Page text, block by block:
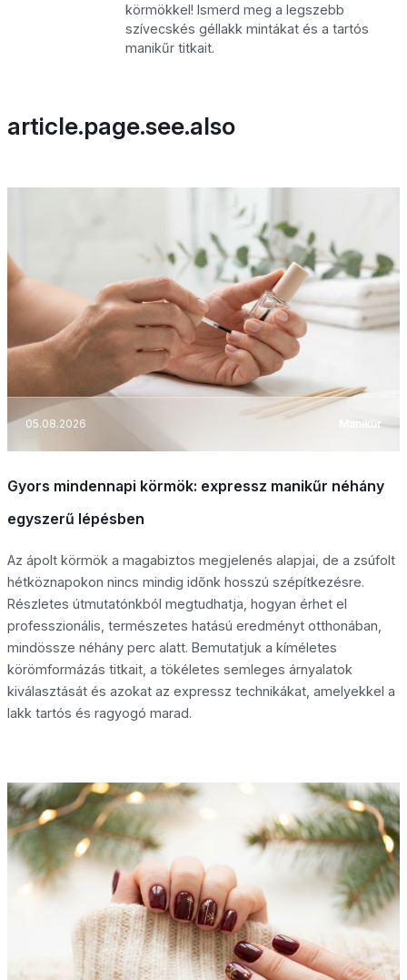
körmökkel! Ismerd meg a legszebb
szívecskés géllakk mintákat és a tartós
manikűr titkait.
article.page.see.also
05.08.2026 Manikűr
Gyors mindennapi körmök: expressz manikűr néhány
egyszerű lépésben
Az ápolt körmök a magabiztos megjelenés alapjai, de a zsúfolt
hétköznapokon nincs mindig időnk hosszú szépítkezésre.
Részletes útmutatónkból megtudhatja, hogyan érhet el
professzionális, természetes hatású eredményt otthonában,
mindössze néhány perc alatt. Bemutatjuk a kíméletes
körömformázás titkait, a tökéletes semleges árnyalatok
kiválasztását és azokat az expressz technikákat, amelyekkel a
lakk tartós és ragyogó marad.